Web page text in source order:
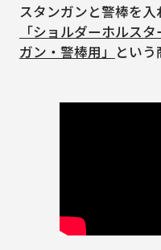
スタンガンと警棒を
「ショルダーホル
ガン・警棒用」 という